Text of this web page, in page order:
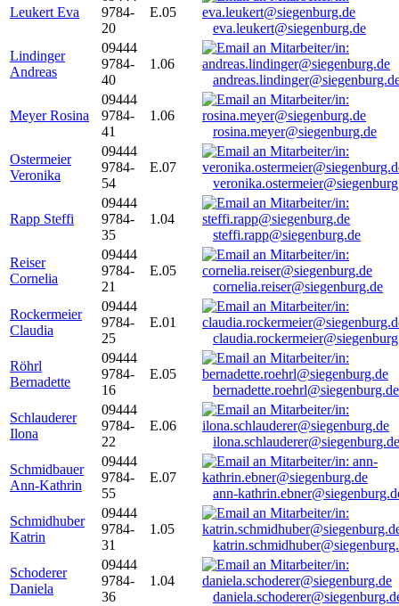
Leukert Eva
9784-
20
E.05
eva.leukert@siegenburg.de
Lindinger
Andreas
09444
9784-
40
1.06
Meyer Rosina
09444
9784-
41
1.06
rosina.meyer@siegenburg.de
Ostermeier
Veronika
09444
9784-
54
E.07
Rapp Steffi
09444
9784-
35
1.04
steffi.rapp@siegenburg.de
Reiser
Cornelia
09444
9784-
21
E.05
cornelia.reiser@siegenburg.de
Rockermeier
Claudia
09444
9784-
25
E.01
Röhrl
Bernadette
09444
9784-
16
E.05
bernadette.roehrl@siegenburg.de
Schlauderer
Ilona
09444
9784-
22
E.06
ilona.schlauderer@siegenburg.de
Schmidbauer
Ann-Kathrin
09444
9784-
55
E.07
ann-
Schmidhuber
Katrin
09444
9784-
31
1.05
Schoderer
Daniela
09444
9784-
36
1.04